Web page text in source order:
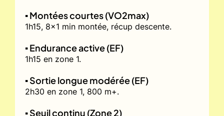
▪️ Montées courtes (VO2max)
1h15, 8x1 min montée, récup descente.
▪️ Endurance active (EF)
1h15 en zone 1.
▪️ Sortie longue modérée (EF)
2h30 en zone 1, 800 m+.
▪️ Seuil continu (Zone 2)